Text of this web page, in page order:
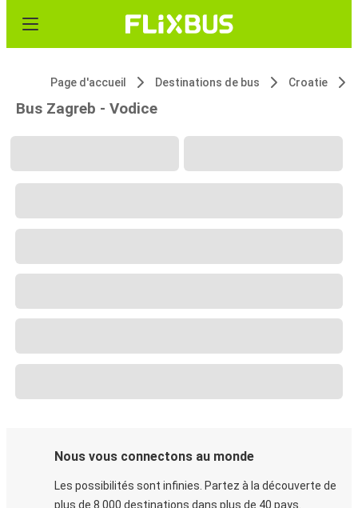
Page d'accueil Destinations de bus Croatie
Bus Zagreb - Vodice
Nous vous connectons au monde
Les possibilités sont infinies. Partez à la découverte de
plus de 8 000 destinations dans plus de 40 pays.